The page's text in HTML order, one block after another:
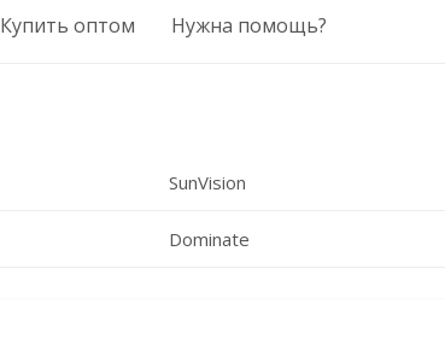
Купить оптом Нужна помощь?
SunVision
Dominate